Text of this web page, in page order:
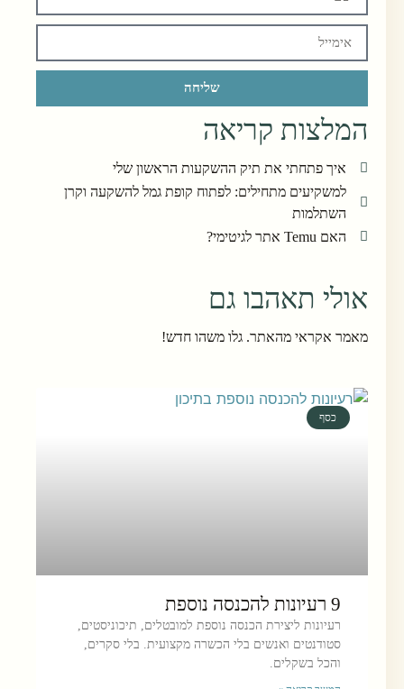
שליחה
המלצות קריאה
איך פתחתי את תיק ההשקעות הראשון שלי
למשקיעים מתחילים: לפתוח קופת גמל להשקעה וקרן
השתלמות
האם Temu אתר לגיטימי?
אולי תאהבו גם
מאמר אקראי מהאתר. גלו משהו חדש!
כסף
9 רעיונות להכנסה נוספת
רעיונות ליצירת הכנסה נוספת למובטלים, תיכוניסטים,
סטודנטים ואנשים בלי הכשרה מקצועית. בלי סקרים,
והכל בשקלים.